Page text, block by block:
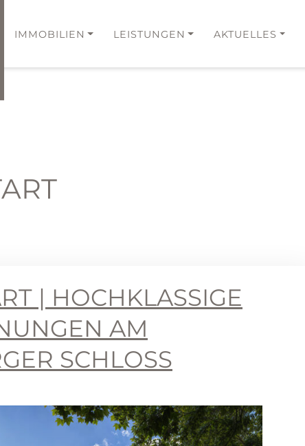
IMMOBILIEN LEISTUNGEN AKTUELLES
| HOCHKLASSIGE
AM
SCHLOSS